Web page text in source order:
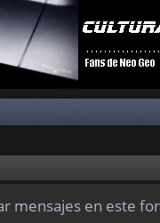
mensajes en este